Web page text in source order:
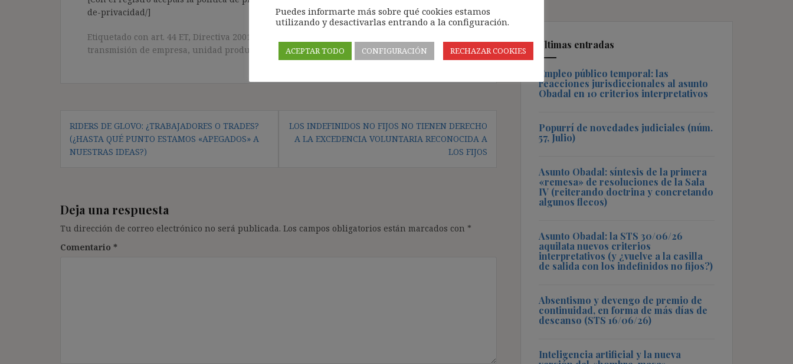
de-privacidad/]
Etiquetado con art. 44 ET, Directiva 2001/23
transmisión de empresa, unidad productiva autónoma
de
entradas
RIDERS DE GLOVO: ¿TRABAJADORES O TRADES?
(¿HASTA QUÉ PUNTO ESTAMOS «APEGADOS» A
NUESTRAS IDEAS?)
LOS INDEFINIDOS NO FIJOS NO TIENEN DERECHO
A LA EXCEDENCIA VOLUNTARIA RECONOCIDA A
LOS FIJOS
Deja una respuesta
Tu dirección de correo electrónico no será publicada. Los campos obligatorios están marcados con *
Comentario *
Últimas entradas
Empleo público temporal: las
reacciones jurisdiccionales al asunto
Obadal en 10 criterios interpretativos
Popurrí de novedades judiciales (núm.
57, Julio)
Asunto Obadal: síntesis de la primera
«remesa» de resoluciones de la Sala
IV (reiterando doctrina y concretando
algunos flecos)
Asunto Obadal: la STS 30/06/26
aquilata nuevos criterios
interpretativos (y ¿vuelve a la casilla
de salida con los indefinidos no fijos?)
Absentismo y devengo de premio de
continuidad, en forma de más días de
descanso (STS 16/06/26)
Inteligencia artificial y la nueva
Puedes informarte más sobre qué cookies estamos
utilizando y desactivarlas entrando a la configuración.
ACEPTAR TODO CONFIGURACIÓN RECHAZAR COOKIES